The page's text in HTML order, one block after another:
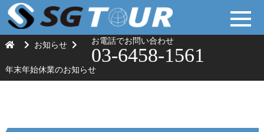
お電話でお問い合わせ
03-6458-1561
お知らせ
年末年始休業のお知らせ